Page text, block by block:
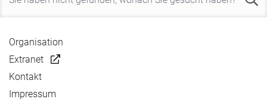
Organisation
Extranet
Kontakt
Impressum